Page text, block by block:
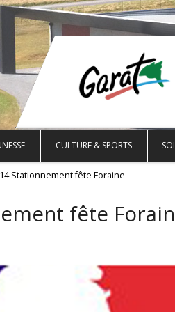
CULTURE & SPORTS
Stationnement fête Foraine
fête